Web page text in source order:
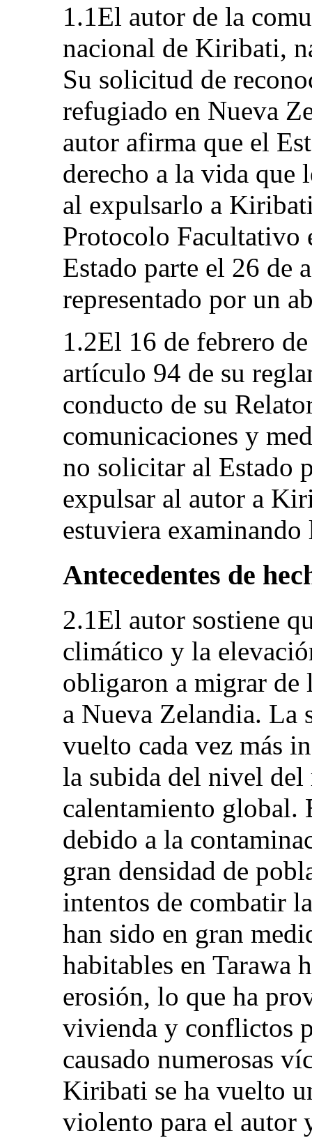
1.1El autor de la
nacional de Kiribati,
Su solicitud de
refugiado en Nueva
autor afirma que el
derecho a la vida que
al expulsarlo a
Protocolo Facultativo
Estado parte el 26 de
representado por un
1.2El 16 de febrero
artículo 94 de su
conducto de su
comunicaciones y
no solicitar al Estado
expulsar al autor a
estuviera
Antecedentes de
2.1El autor sostiene
climático y la
obligaron a migrar de
a Nueva Zelandia. La
vuelto cada vez más
la subida del nivel del
calentamiento global.
debido a la
gran densidad de
intentos de combatir
han sido en gran
habitables en Tarawa
erosión, lo que ha
vivienda y conflictos
causado numerosas
Kiribati se ha vuelto
violento para el autor